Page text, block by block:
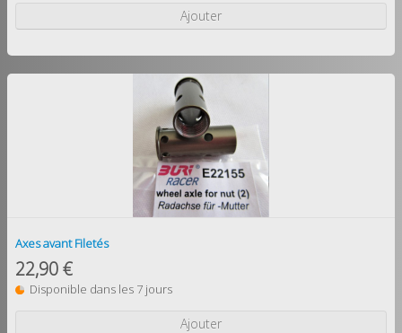
Ajouter
Axes avant Filetés
22,90 €
Disponible dans les 7 jours
Ajouter